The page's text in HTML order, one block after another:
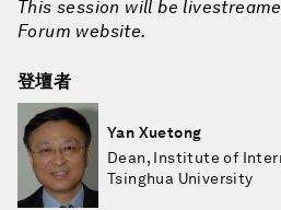
This session will be
Forum website.
登壇者
Yan Xuetong
Dean, Institute of
Tsinghua University